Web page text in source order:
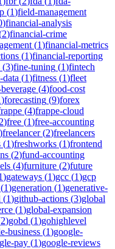
(1)field-management
)financial-analysis
2)financial-crime
(1)financial-metrics
(1)financial-reporting
(3)fine-tuning (1)fintech
(1)fitness (1)fleet
(4)food-cost
)forecasting (9)forex
(4)frappe-cloud
2)free (1)free-accounting
)freelancer(2)freelancers
(1)freshworks (1)frontend
(2)fund-accounting
(4)furniture (2)future
)gateways (1)gcc (1)gcp
(1)generation (1)generative-
(1)github-actions (3)global
(1)global-expansion
2)gobd (1)gohighlevel
business (1)google-
pay (1)google-reviews